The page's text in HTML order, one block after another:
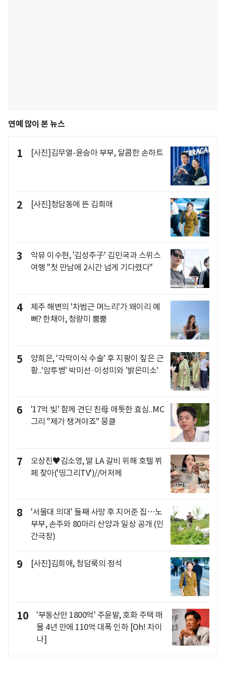
연예 많이 본 뉴스
1 [사진]김무열-윤승아 부부, 달콤한 손하트
2 [사진]청담동에 뜬 김희애
3
악뮤 이수현, '김성주子' 김민국과 스위스
여행 "첫 만남에 2시간 넘게 기다렸다"
4
제주 해변의 '차범근 며느리'가 왜이리 예
뻐? 한채아, 청량미 뿜뿜
5
양희은, '각막이식 수술' 후 지팡이 짚은 근
황..'암투병' 박미선·이성미와 '밝은미소'
6
'17억 빚' 함께 견딘 친母 애틋한 효심..MC
그리 "제가 챙겨야죠" 뭉클
7
오상진♥김소영, 딸 LA 갈비 위해 호텔 뷔
페 찾아('띵그리TV')//어저께
8
'서울대 의대' 둘째 사망 후 지어준 집…노
부부, 손주와 80마리 산양과 일상 공개 (인
간극장)
9 [사진]김희애, 청담룩의 정석
10
'부동산만 1800억' 주윤발, 호화 주택 매
물 4년 만에 110억 대폭 인하 [Oh! 차이
나]